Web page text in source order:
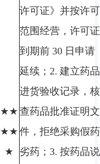
★★
★★
★
许可证》并按许可
范围经营，许可证
到期前 30 日申请
延续；2. 建立药品
进货验收记录，核
查药品批准证明文
件，拒绝采购假药
劣药；3. 按药品说